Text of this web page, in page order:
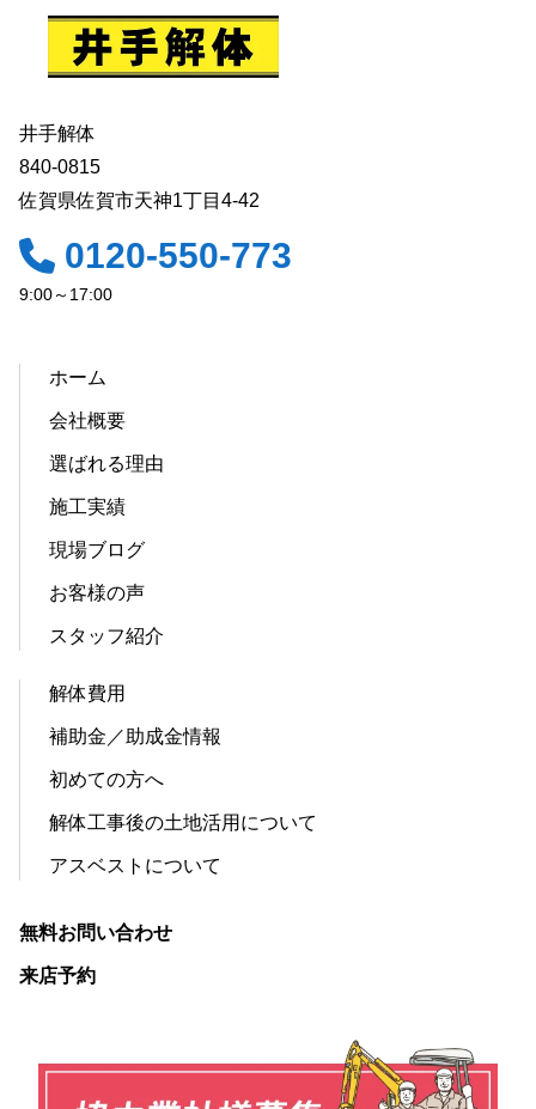
井手解体
840-0815
佐賀県佐賀市天神1丁目4-42
0120-550-773
9:00～17:00
ホーム
会社概要
選ばれる理由
施工実績
現場ブログ
お客様の声
スタッフ紹介
解体費用
補助金／助成金情報
初めての方へ
解体工事後の土地活用について
アスベストについて
無料お問い合わせ
来店予約